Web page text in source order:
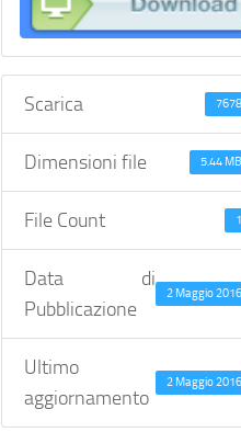
Scarica 7678
Dimensioni file 5.44 MB
File Count 1
Data di
Pubblicazione
2 Maggio 2016
Ultimo
aggiornamento
2 Maggio 2016